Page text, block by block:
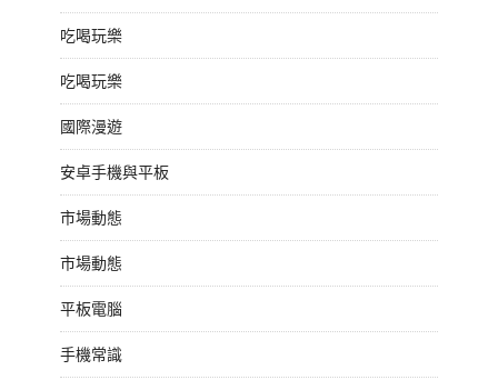
吃喝玩樂
吃喝玩樂
國際漫遊
安卓手機與平板
市場動態
市場動態
平板電腦
手機常識